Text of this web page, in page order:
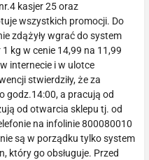
kasjer 25 oraz
wszystkich promocji. Do
zdążyły wgrać do system
kg w cenie 14,99 na 11,99
internecie i w ulotce
stwierdziły, że za
godz.14:00, a pracują od
od otwarcia sklepu tj. od
na infolinie 800080010
są w porządku tylko system
który go obsługuje. Przed